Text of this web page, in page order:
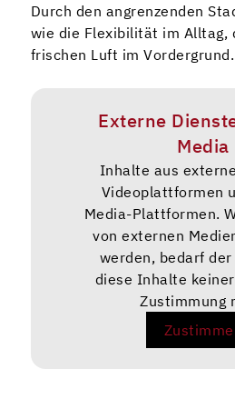
Durch den angrenzenden
wie die Flexibilität im Alltag,
frischen Luft im Vordergrund.
Externe
Media
Inhalte aus
Videoplattformen
Media-Plattformen.
von externen
werden, bedarf
diese Inhalte
Zustimmung